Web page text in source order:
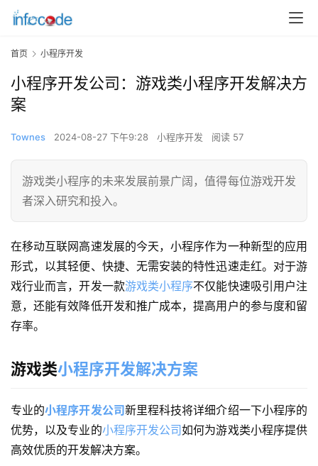
首页 小程序开发
小程序开发公司：游戏类小程序开发解决方
案
Townes 2024-08-27 下午9:28 小程序开发 阅读 57
游戏类小程序的未来发展前景广阔，值得每位游戏开发
者深入研究和投入。
在移动互联网高速发展的今天，小程序作为一种新型的应用
形式，以其轻便、快捷、无需安装的特性迅速走红。对于游
戏行业而言，开发一款游戏类小程序不仅能快速吸引用户注
意，还能有效降低开发和推广成本，提高用户的参与度和留
存率。
游戏类小程序开发解决方案
专业的小程序开发公司新里程科技将详细介绍一下小程序的
优势，以及专业的小程序开发公司如何为游戏类小程序提供
高效优质的开发解决方案。